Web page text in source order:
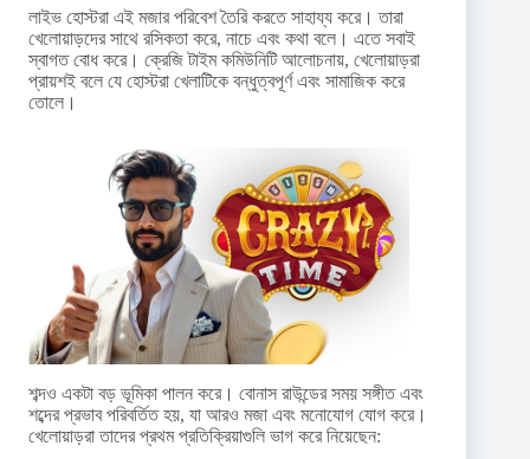
লাইভ হোস্টরা এই মজার পরিবেশ তৈরি করতে সাহায্য করে। তারা
খেলোয়াড়দের সাথে রসিকতা করে, নাচে এবং কথা বলে। এতে সবাই
স্বাগত বোধ করে। ক্রেজি টাইম কমিউনিটি আলোচনায়, খেলোয়াড়রা
প্রায়শই বলে যে হোস্টরা খেলাটিকে বন্ধুত্বপূর্ণ এবং সামাজিক করে
তোলে।
শব্দও একটা বড় ভূমিকা পালন করে। বোনাস রাউন্ডের সময় সঙ্গীত এবং
শব্দের প্রভাব পরিবর্তিত হয়, যা আরও মজা এবং মনোযোগ যোগ করে।
খেলোয়াড়রা তাদের প্রথম প্রতিক্রিয়াগুলি ভাগ করে নিয়েছেন: